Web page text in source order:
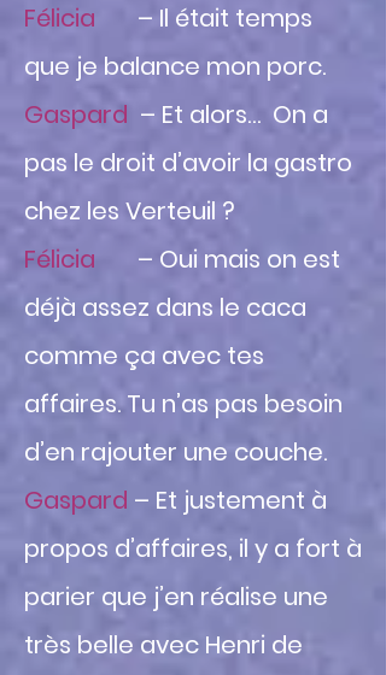
Félicia – Il était temps
que je balance mon porc.
Gaspard – Et alors… On a
pas le droit d’avoir la gastro
chez les Verteuil ?
Félicia – Oui mais on est
déjà assez dans le caca
comme ça avec tes
affaires. Tu n’as pas besoin
d’en rajouter une couche.
Gaspard – Et justement à
propos d’affaires, il y a fort à
parier que j’en réalise une
très belle avec Henri de